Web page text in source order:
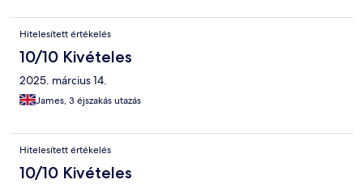
Hitelesített értékelés
10/10 Kivételes
2025. március 14.
James, 3 éjszakás utazás
Hitelesített értékelés
10/10 Kivételes